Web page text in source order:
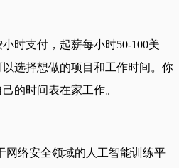
时支付，起薪每小时50-100美
选择想做的项目和工作时间。你
的时间表在家工作。
网络安全领域的人工智能训练平